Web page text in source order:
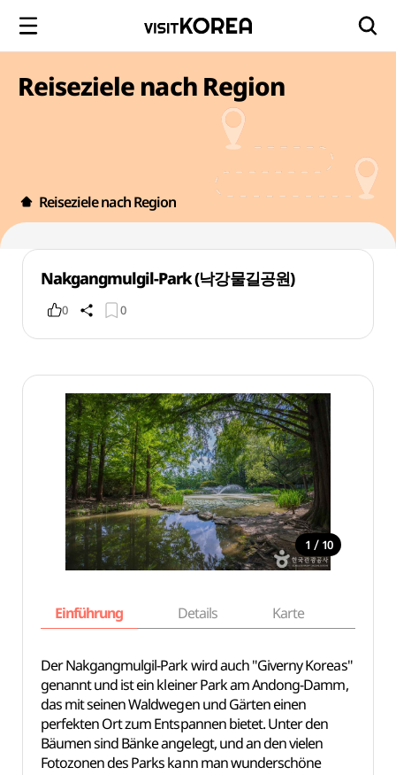
Reiseziele nach Region
Reiseziele nach Region
Nakgangmulgil-Park (낙강물길공원)
0 0
1 / 10
Einführung Details Karte
Der Nakgangmulgil-Park wird auch "Giverny Koreas"
genannt und ist ein kleiner Park am Andong-Damm,
das mit seinen Waldwegen und Gärten einen
perfekten Ort zum Entspannen bietet. Unter den
Bäumen sind Bänke angelegt, und an den vielen
Fotozonen des Parks kann man wunderschöne